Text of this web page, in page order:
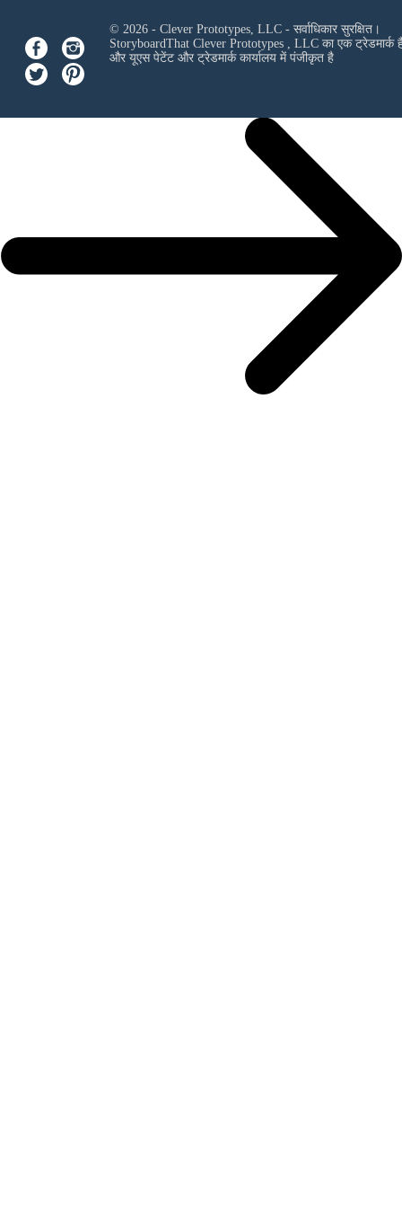
© 2026 - Clever Prototypes, LLC - सर्वाधिकार सुरक्षित।
StoryboardThat Clever Prototypes , LLCका एक ट्रेडमार्क
और यूएस पेटेंट और ट्रेडमार्क कार्यालय में पंजीकृत है